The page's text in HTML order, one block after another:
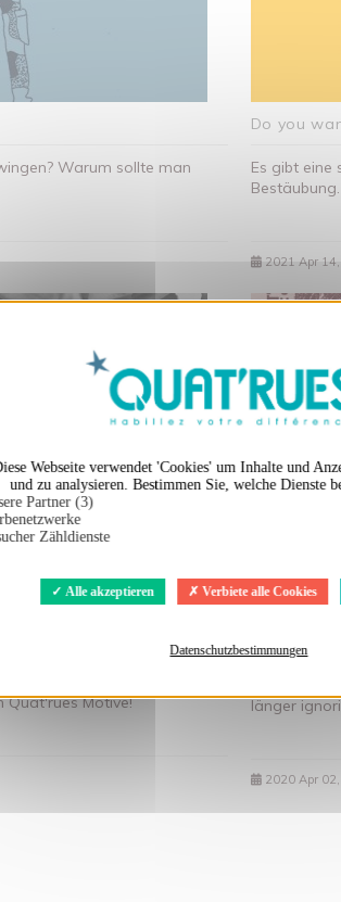
Webseite verwendet 'Cookies' um Inhalte und
und zu analysieren. Bestimmen Sie, welche Dienste
Partner (3)
Zähldienste
Alle akzeptieren Verbiete alle Cookies
Datenschutzbestimmungen
Warum sollte man
Do you
Es gibt eine
Bestäubung.
2021 Apr
Quat'rues-Visuals, die in
Quat'rues Motive!
"Homo
Motiv
länger
2020 Apr